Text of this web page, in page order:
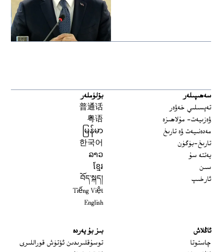
سەھىپىلەر
تەپسىلىي خەۋەر
ۋەزىيەت- مۇلاھىزە
مەدەنىيەت ۋە تارىخ
تارىخ-بۈگۈن
يەتتە سۇ
سىن
ئارخىپ
بۆلۈملەر
普通话
粤语
မြန်မာ
한국어
ລາວ
ខ្មែរ
བོད་སྐད།
Tiếng Việt
English
ئاڭلاش
چاستوتا
بىز بۇ يەردە
توسۇقلىرىدىن ئۆتۈش قوراللىرى